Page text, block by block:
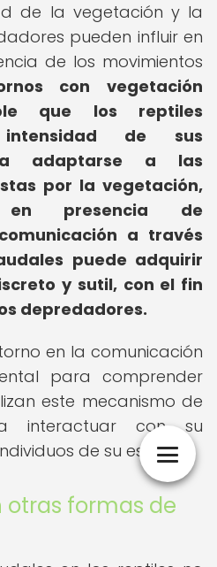
de la vegetación y la
pueden influir en
de los movimientos
con vegetación
que los reptiles
de sus
adaptarse a las
por la vegetación,
presencia de
a través
puede adquirir
y sutil, con el fin
depredadores.
en la comunicación
para comprender
este mecanismo de
interactuar con su
de su especie.
formas de